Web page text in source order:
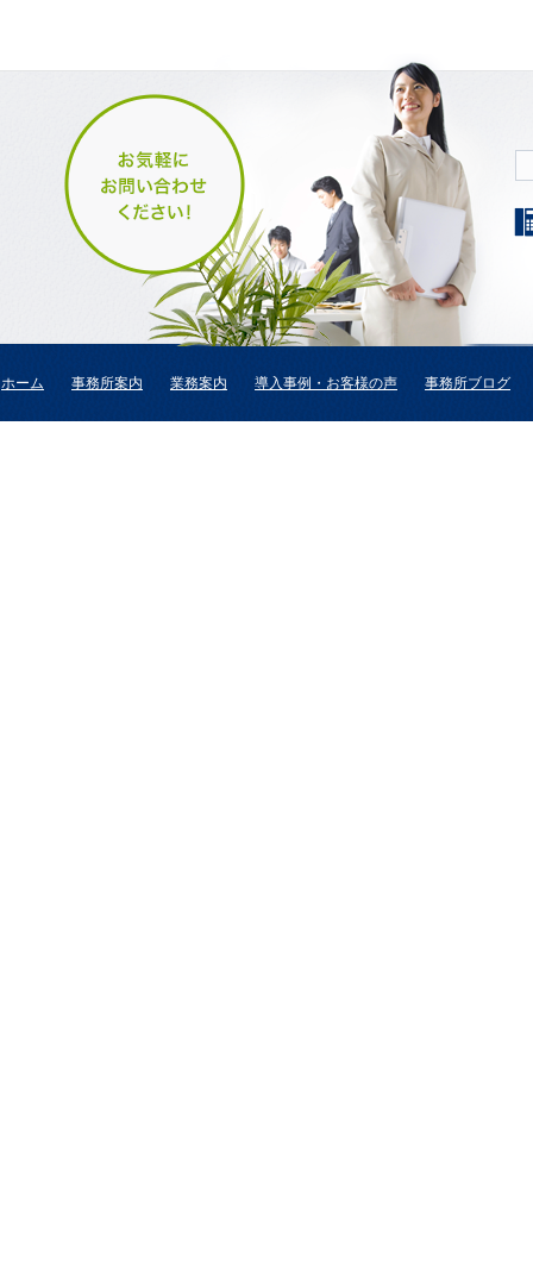
ホーム 事務所案内 業務案内 導入事例・お客様の声 事務所ブログ